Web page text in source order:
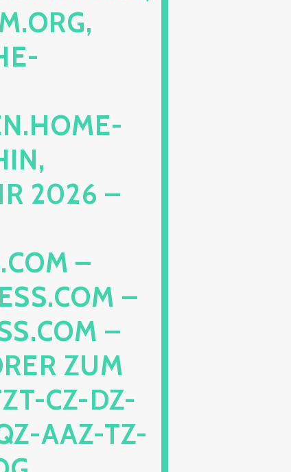
LO
BL
IN
– NO
– DA
– LO
– AA
ZUM SC
DZ-ZZ-
TZ-HZ-